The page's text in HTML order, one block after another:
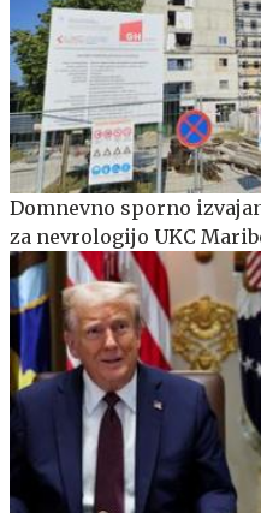
Domnevno sporno
za nevrologijo UKC